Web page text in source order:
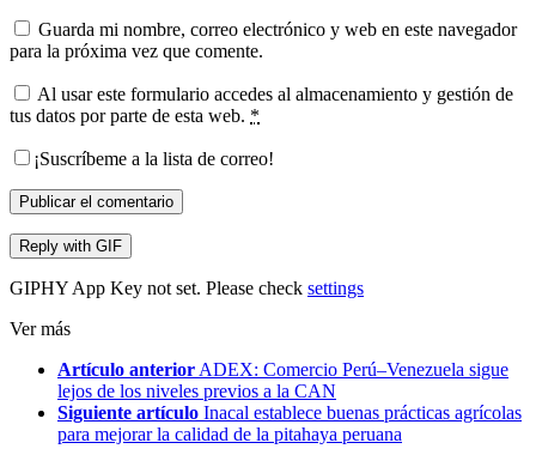
Guarda mi nombre, correo electrónico y web en este navegador
para la próxima vez que comente.
Al usar este formulario accedes al almacenamiento y gestión de
tus datos por parte de esta web. *
¡Suscríbeme a la lista de correo!
Publicar el comentario
Reply with GIF
GIPHY App Key not set. Please check settings
Ver más
Artículo anterior ADEX: Comercio Perú–Venezuela sigue
lejos de los niveles previos a la CAN
Siguiente artículo Inacal establece buenas prácticas agrícolas
para mejorar la calidad de la pitahaya peruana